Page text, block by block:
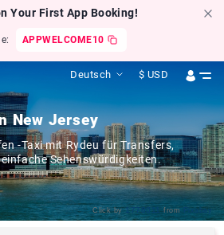
Your First App Booking!
APPWELCOME10
Deutsch $ USD
New Jersey
-Taxi mit Rydeu für Transfers,
Sehenswürdigkeiten.
Click by1778011from Pixabay